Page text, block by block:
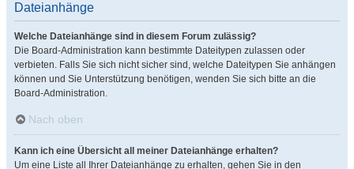
Dateianhänge
Welche Dateianhänge sind in diesem Forum zulässig?
Die Board-Administration kann bestimmte Dateitypen zulassen oder
verbieten. Falls Sie sich nicht sicher sind, welche Dateitypen Sie anhängen
können und Sie Unterstützung benötigen, wenden Sie sich bitte an die
Board-Administration.
Nach oben
Kann ich eine Übersicht all meiner Dateianhänge erhalten?
Um eine Liste all Ihrer Dateianhänge zu erhalten, gehen Sie in den